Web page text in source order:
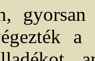
gyorsan
a